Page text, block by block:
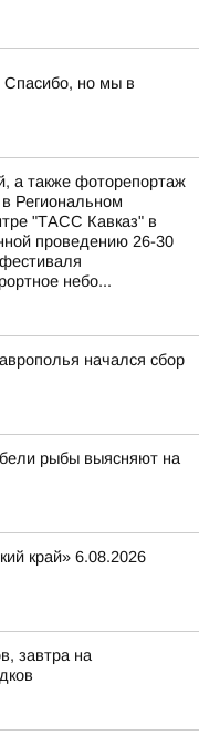
но мы в
а также фоторепортаж
Региональном
"ТАСС Кавказ" в
проведению 26-30
небо...
начался сбор
рыбы выясняют на
край» 6.08.2026
завтра на